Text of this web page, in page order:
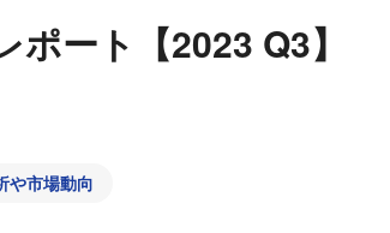
ート【2023 Q3】
や市場動向